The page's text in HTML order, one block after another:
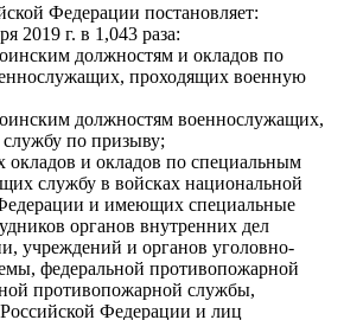
Федерации постановляет:
2019 г. в 1,043 раза:
должностям и окладов по
проходящих военную
должностям военнослужащих,
по призыву;
окладов и окладов по специальным
службу в войсках национальной
и имеющих специальные
органов внутренних дел
учреждений и органов уголовно-
федеральной противопожарной
противопожарной службы,
Федерации и лиц